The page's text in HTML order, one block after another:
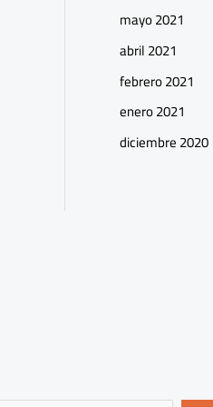
mayo 2021
abril 2021
febrero 2021
enero 2021
diciembre 2020